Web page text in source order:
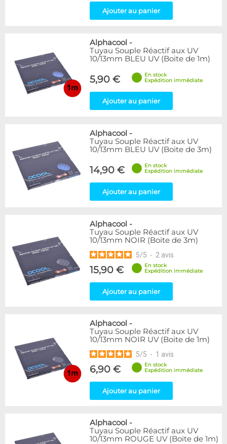
Ajouter au panier
Alphacool -
Tuyau Souple Réactif aux UV
10/13mm BLEU UV (Boite de 1m)
5,90 €
En stock
Expédition immédiate
Ajouter au panier
Alphacool -
Tuyau Souple Réactif aux UV
10/13mm BLEU UV (Boite de 3m)
14,90 €
En stock
Expédition immédiate
Ajouter au panier
Alphacool -
Tuyau Souple Réactif aux UV
10/13mm NOIR (Boite de 3m)
5/5 - 2 avis
15,90 €
En stock
Expédition immédiate
Ajouter au panier
Alphacool -
Tuyau Souple Réactif aux UV
10/13mm NOIR UV (Boite de 1m)
5/5 - 1 avis
6,90 €
En stock
Expédition immédiate
Ajouter au panier
Alphacool -
Tuyau Souple Réactif aux UV
10/13mm ROUGE UV (Boite de 1m)